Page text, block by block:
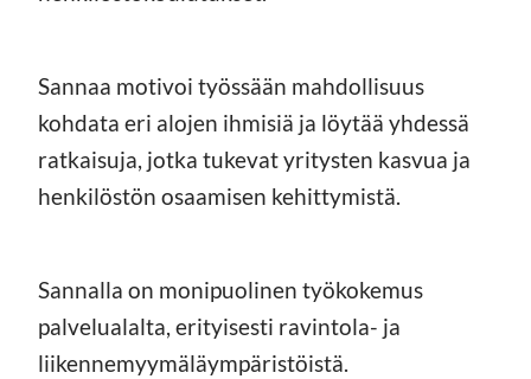
Sannaa motivoi työssään mahdollisuus
kohdata eri alojen ihmisiä ja löytää yhdessä
ratkaisuja, jotka tukevat yritysten kasvua ja
henkilöstön osaamisen kehittymistä.
Sannalla on monipuolinen työkokemus
palvelualalta, erityisesti ravintola- ja
liikennemyymäläympäristöistä.